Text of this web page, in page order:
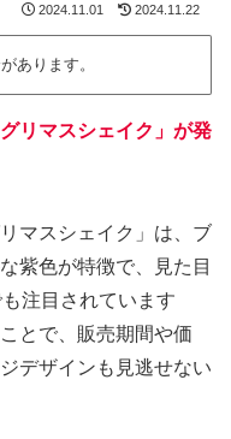
2024.11.01 2024.11.22
あります。
グリマスシェイク」が発
マスシェイク」は、ブ
紫色が特徴で、見た目
注目されています
とで、販売期間や価
デザインも見逃せない